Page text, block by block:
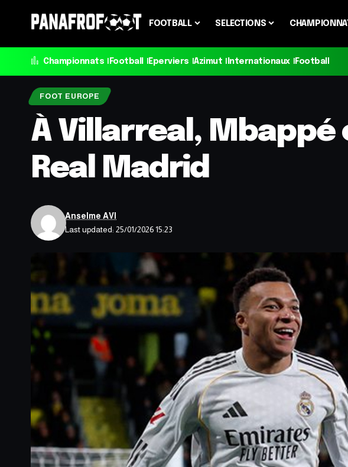
FOOTBALL SELECTIONS
Championnats Football Eperviers Azimut Internationaux Football
FOOT EUROPE
À Villarreal, Mbappé
Real Madrid
Last updated: 25/01/2026 15:23
Anselme AVI